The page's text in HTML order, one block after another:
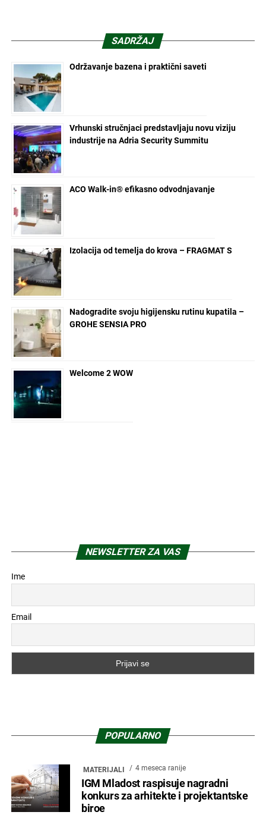
SADRŽAJ
Održavanje bazena i praktični saveti
Vrhunski stručnjaci predstavljaju novu viziju
industrije na Adria Security Summitu
ACO Walk-in® efikasno odvodnjavanje
Izolacija od temelja do krova – FRAGMAT S
Nadogradite svoju higijensku rutinu kupatila –
GROHE SENSIA PRO
Welcome 2 WOW
NEWSLETTER ZA VAS
Ime
Email
POPULARNO
MATERIJALI 4 meseca ranije
IGM Mladost raspisuje nagradni
konkurs za arhitekte i projektantske
biroe